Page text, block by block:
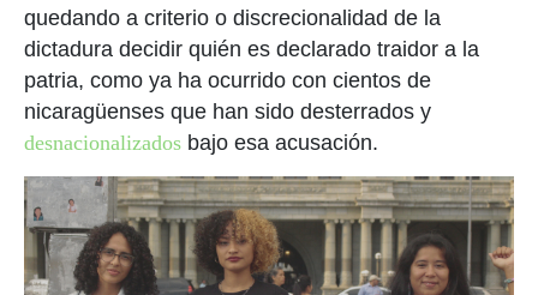
quedando a criterio o discrecionalidad de la
dictadura decidir quién es declarado traidor a la
patria, como ya ha ocurrido con cientos de
nicaragüenses que han sido desterrados y
desnacionalizados bajo esa acusación.